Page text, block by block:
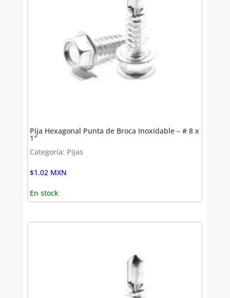
Pija Hexagonal Punta de Broca Inoxidable – # 8 x
1″
Categoría: Pijas
$1.02 MXN
En stock